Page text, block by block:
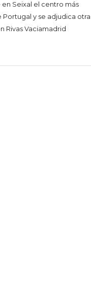
en Seixal el centro más
y se adjudica otra
Rivas Vaciamadrid